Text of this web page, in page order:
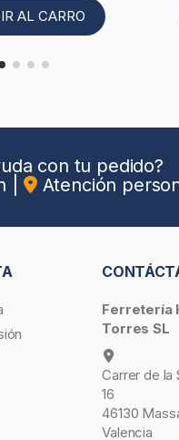
AL CARRO
con tu pedido?
Atención
Ferretería
Torres SL
Carrer de la
16
46130
Valencia